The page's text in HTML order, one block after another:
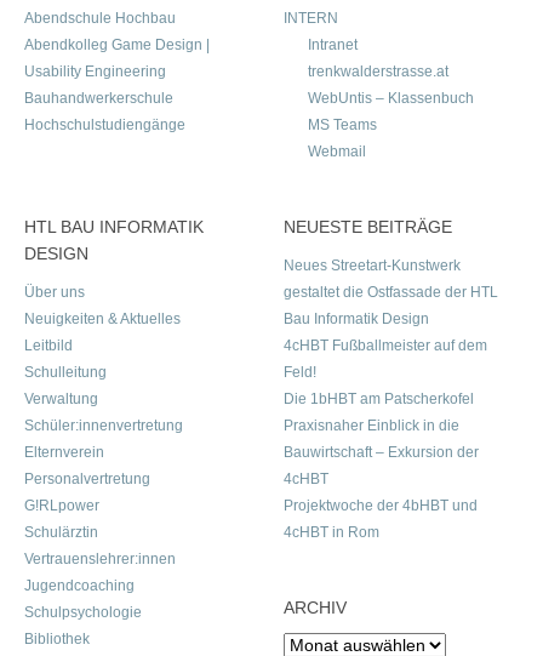
Abendschule Hochbau
Abendkolleg Game Design |
Usability Engineering
Bauhandwerkerschule
Hochschulstudiengänge
INTERN
Intranet
trenkwalderstrasse.at
WebUntis – Klassenbuch
MS Teams
Webmail
HTL BAU INFORMATIK
DESIGN
Über uns
Neuigkeiten & Aktuelles
Leitbild
Schulleitung
Verwaltung
Schüler:innenvertretung
Elternverein
Personalvertretung
G!RLpower
Schulärztin
Vertrauenslehrer:innen
Jugendcoaching
Schulpsychologie
Bibliothek
NEUESTE BEITRÄGE
Neues Streetart-Kunstwerk
gestaltet die Ostfassade der HTL
Bau Informatik Design
4cHBT Fußballmeister auf dem
Feld!
Die 1bHBT am Patscherkofel
Praxisnaher Einblick in die
Bauwirtschaft – Exkursion der
4cHBT
Projektwoche der 4bHBT und
4cHBT in Rom
ARCHIV
Archiv